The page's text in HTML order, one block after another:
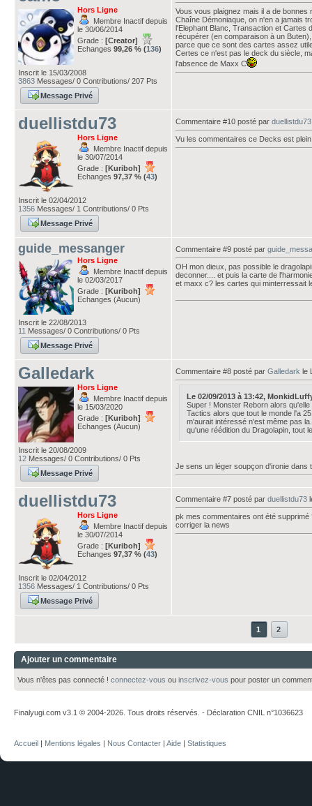
Hors Ligne
Membre Inactif depuis
le 30/06/2014
Grade : [Creator]
Echanges 99,26 % (136)
Inscrit le 15/03/2008
3863 Messages/ 0 Contributions/ 207 Pts
Message Privé
Vous vous plaignez mais il a de bonnes
Chaîne Démoniaque, on n'en a jamais
l'Elephant Blanc, Transaction et Cartes
récupérer (en comparaison à un
parce que ce sont des cartes assez
Certes ce n'est pas le deck du siècle,
l'absence de Maxx C
duellistdu73
Hors Ligne
Membre Inactif depuis
le 30/07/2014
Grade : [Kuriboh]
Echanges 97,37 % (43)
Inscrit le 02/04/2012
1356 Messages/ 1 Contributions/ 0 Pts
Message Privé
Commentaire #10 posté par duellistdu73
Vu les commentaires ce Decks est
guide_messanger
Hors Ligne
Membre Inactif depuis
le 02/03/2017
Grade : [Kuriboh]
Echanges (Aucun)
Inscrit le 22/08/2013
11 Messages/ 0 Contributions/ 0 Pts
Message Privé
Commentaire #9 posté par
OH mon dieux, pas possible le
deconner.... et puis la carte de
et maxx c? les cartes qui minterressait
Galledark
Hors Ligne
Membre Inactif depuis
le 15/03/2020
Grade : [Kuriboh]
Echanges (Aucun)
Inscrit le 20/08/2009
12 Messages/ 0 Contributions/ 0 Pts
Message Privé
Commentaire #8 posté par Galledark le
Le 02/09/2013 à 13:42,
Super ! Monster Reborn alors
Tactics alors que tout le monde l'a
m'aurait intéressé n'est même pas
qu'une réédition du Dragolapin, tout
Je sens un léger soupçon d'ironie dans
duellistdu73
Hors Ligne
Membre Inactif depuis
le 30/07/2014
Grade : [Kuriboh]
Echanges 97,37 % (43)
Inscrit le 02/04/2012
1356 Messages/ 1 Contributions/ 0 Pts
Message Privé
Commentaire #7 posté par duellistdu73
pk mes commentaires ont été
corriger la news
1 2
Ajouter un commentaire
Vous n'êtes pas connecté ! connectez-vous ou inscrivez-vous pour poster un
Finalyugi.com v3.1 © 2004-2026. Tous droits réservés. - Déclaration CNIL n°1036623
Accueil | Mentions légales | Nous Contacter | Aide | Statistiques